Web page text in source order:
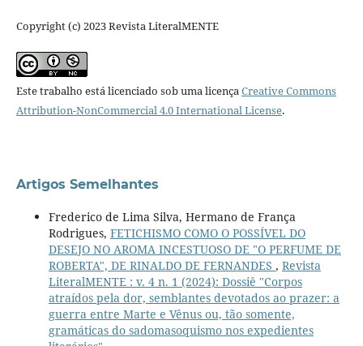
Copyright (c) 2023 Revista LiteralMENTE
Este trabalho está licenciado sob uma licençaCreative Commons
Attribution-NonCommercial 4.0 International License.
Artigos Semelhantes
Frederico de Lima Silva, Hermano de França
Rodrigues, FETICHISMO COMO O POSSÍVEL DO
DESEJO NO AROMA INCESTUOSO DE "O PERFUME DE
ROBERTA", DE RINALDO DE FERNANDES , Revista
LiteralMENTE : v. 4 n. 1 (2024): Dossiê "Corpos
atraídos pela dor, semblantes devotados ao prazer: a
guerra entre Marte e Vênus ou, tão somente,
gramáticas do sadomasoquismo nos expedientes